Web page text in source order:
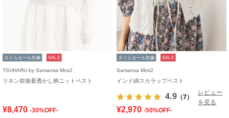
タイムセール対象 SALE
TSUHARU by Samansa Mos2
リネン前後着透かし柄ニットベスト
¥8,470 -30%OFF-
タイムセール対象 SALE
Samansa Mos2
インド綿スカラップベスト
4.9 （7）
レビュー
を見る
¥2,970 -50%OFF-